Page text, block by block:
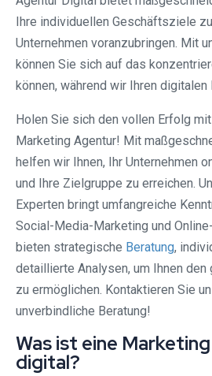
Ihre individuellen Geschäftsziele
Unternehmen voranzubringen. Mit
können Sie sich auf das
können, während wir Ihren
Holen Sie sich den vollen Erfolg
Marketing Agentur! Mit
helfen wir Ihnen, Ihr Unternehmen
und Ihre Zielgruppe zu erreichen.
Experten bringt umfangreiche
Social-Media-Marketing und
bieten strategische Beratung,
detaillierte Analysen, um Ihnen
zu ermöglichen. Kontaktieren Sie
unverbindliche Beratung!
Was ist eine
digital?